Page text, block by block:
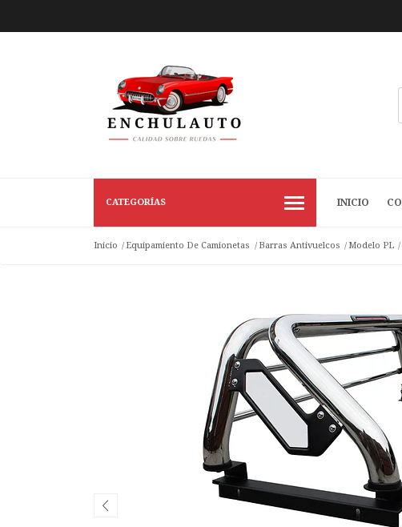
CATEGORÍAS INICIO
Inicio Equipamiento De Camionetas Barras Antivuelcos Modelo PL